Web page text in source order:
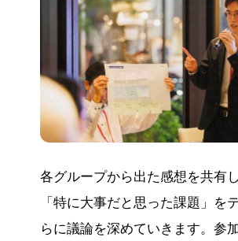
各グループから出た感想を共有し
「特に大事だと思った課題」を
らに議論を深めていきます。参